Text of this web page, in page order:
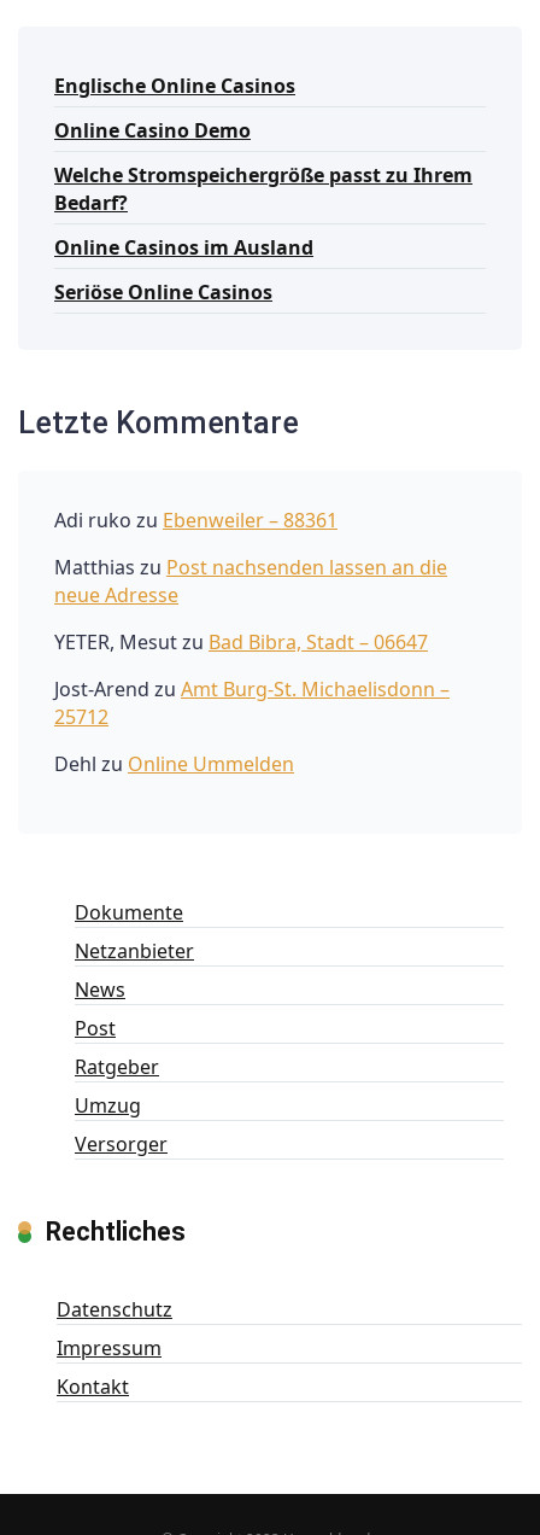
Englische Online Casinos
Online Casino Demo
Welche Stromspeichergröße passt zu Ihrem
Bedarf?
Online Casinos im Ausland
Seriöse Online Casinos
Letzte Kommentare
Adi ruko zu Ebenweiler – 88361
Matthias zu Post nachsenden lassen an die
neue Adresse
YETER, Mesutzu Bad Bibra, Stadt – 06647
Jost-Arend zu Amt Burg-St. Michaelisdonn –
25712
Dehl zu Online Ummelden
Dokumente
Netzanbieter
News
Post
Ratgeber
Umzug
Versorger
Rechtliches
Datenschutz
Impressum
Kontakt